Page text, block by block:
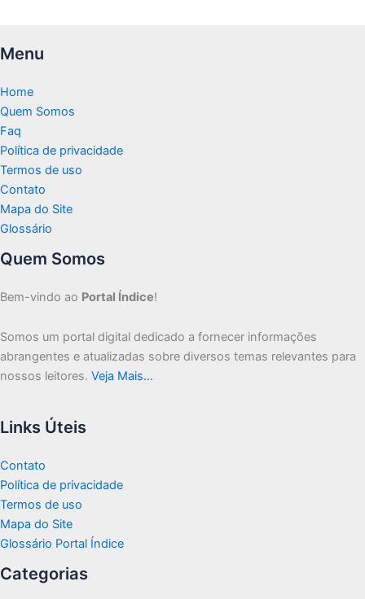
Menu
Home
Quem Somos
Faq
Política de privacidade
Termos de uso
Contato
Mapa do Site
Glossário
Quem Somos
Bem-vindo ao Portal Índice!
Somos um portal digital dedicado a fornecer informações
abrangentes e atualizadas sobre diversos temas relevantes para
nossos leitores. Veja Mais…
Links Úteis
Contato
Política de privacidade
Termos de uso
Mapa do Site
Glossário Portal Índice
Categorias